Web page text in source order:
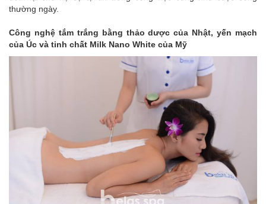
thường ngày.
Công nghệ tắm trắng bằng thảo dược của Nhật, yến mạch
của Úc và tinh chất Milk Nano White của Mỹ